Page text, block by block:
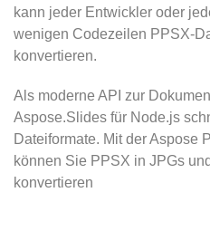
kann jeder Entwickler oder
wenigen Codezeilen PPSX-
konvertieren.
Als moderne API zur
Aspose.Slides für Node.js
Dateiformate. Mit der Aspose
können Sie PPSX in JPGs
konvertieren